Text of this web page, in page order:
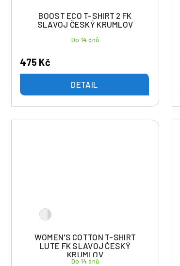
BOOST ECO T-SHIRT 2 FK
SLAVOJ ČESKÝ KRUMLOV
Do 14 dnů
475 Kč
DETAIL
WOMEN'S COTTON T-SHIRT
LUTE FK SLAVOJ ČESKÝ
KRUMLOV
Do 14 dnů